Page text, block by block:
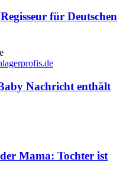
für Deutschen
Nachricht enthält
Mama: Tochter ist